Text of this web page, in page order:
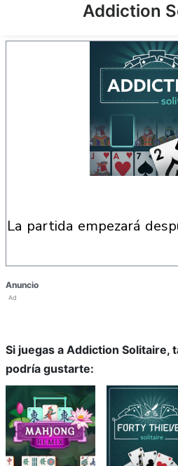
Addiction
la partida empezará
Anuncio
Ad
Si juegas a Addiction Solitaire,
podría gustarte: